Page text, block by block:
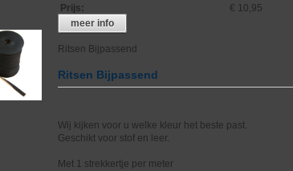
Prijs:
€ 10,95
meer info
Ritsen Bijpassend
Ritsen Bijpassend
Wij kijken voor u welke kleur het beste past.
Geschikt voor stof en leer.
Met 1 strekkertje per meter